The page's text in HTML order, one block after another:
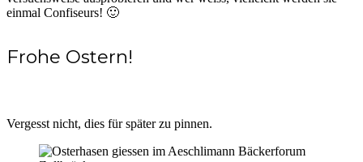
einmal Confiseurs! 🙂
Frohe Ostern!
Vergesst nicht, dies für später zu pinnen.